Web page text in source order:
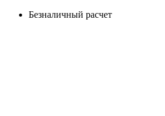
Безналичный расчет